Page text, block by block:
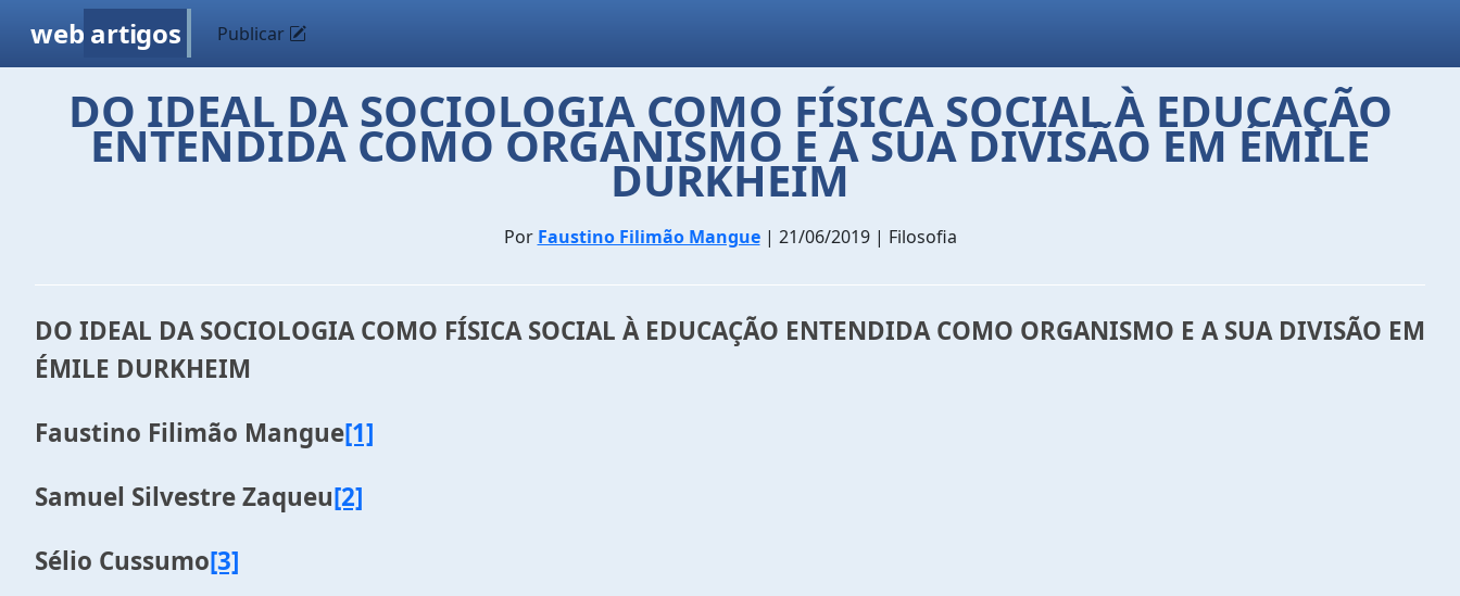
web artigos Publicar
DO IDEAL DA SOCIOLOGIA COMO FÍSICA SOCIAL À EDUCAÇÃO
ENTENDIDA COMO ORGANISMO E A SUA DIVISÃO EM ÉMILE
DURKHEIM
Por Faustino Filimão Mangue| 21/06/2019 | Filosofia
DO IDEAL DA SOCIOLOGIA COMO FÍSICA SOCIAL À EDUCAÇÃO ENTENDIDA COMO ORGANISMO E A SUA DIVISÃO EM
ÉMILE DURKHEIM
Faustino Filimão Mangue[1]
Samuel Silvestre Zaqueu[2]
Sélio Cussumo[3]